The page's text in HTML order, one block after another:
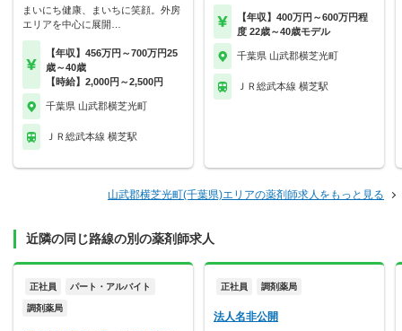
まいにち健康、まいちに笑顔。外房
エリアを中心に展開…
【年収】456万円～700万円25
歳～40歳
【時給】2,000円～2,500円
千葉県 山武郡横芝光町
ＪＲ総武本線 横芝駅
【年収】400万円～600万円程
度 22歳～40歳モデル
千葉県 山武郡横芝光町
ＪＲ総武本線 横芝駅
山武郡横芝光町(千葉県)エリアの薬剤師求人をもっと見る
近隣の同じ路線の別の薬剤師求人
正社員 パート・アルバイト
調剤薬局
正社員 調剤薬局
法人名非公開